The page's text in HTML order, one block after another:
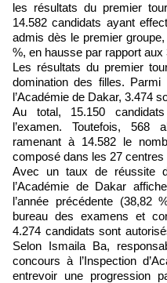
les résultats du premier
14.582 candidats ayant
admis dès le premier
%, en hausse par rapport
Les résultats du premier
domination des filles.
l’Académie de Dakar, 3.474
Au total, 15.150
l’examen. Toutefois, 568
ramenant à 14.582 le
composé dans les 27
Avec un taux de réussite
l’Académie de Dakar
l’année précédente (38,82
bureau des examens et
4.274 candidats sont
Selon Ismaila Ba,
concours à l’Inspection
entrevoir une progression